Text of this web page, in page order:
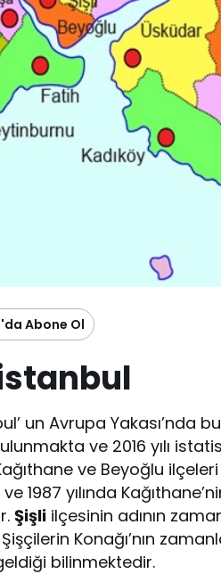
Abone Ol
un Avrupa Yakası’nda
ve 2016 yılı
ve Beyoğlu ilçeleri
1987 yılında
Şişli ilçesinin adının
Konağı’nın
bilinmektedir.
Seçiminde